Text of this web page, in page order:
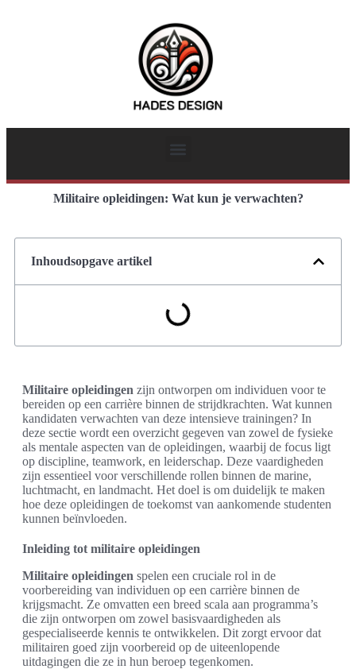
Militaire opleidingen: Wat kun je verwachten?
Inhoudsopgave artikel
Militaire opleidingen zijn ontworpen om individuen voor te
bereiden op een carrière binnen de strijdkrachten. Wat kunnen
kandidaten verwachten van deze intensieve trainingen? In
deze sectie wordt een overzicht gegeven van zowel de fysieke
als mentale aspecten van de opleidingen, waarbij de focus ligt
op discipline, teamwork, en leiderschap. Deze vaardigheden
zijn essentieel voor verschillende rollen binnen de marine,
luchtmacht, en landmacht. Het doel is om duidelijk te maken
hoe deze opleidingen de toekomst van aankomende studenten
kunnen beïnvloeden.
Inleiding tot militaire opleidingen
Militaire opleidingen spelen een cruciale rol in de
voorbereiding van individuen op een carrière binnen de
krijgsmacht. Ze omvatten een breed scala aan programma’s
die zijn ontworpen om zowel basisvaardigheden als
gespecialiseerde kennis te ontwikkelen. Dit zorgt ervoor dat
militairen goed zijn voorbereid op de uiteenlopende
uitdagingen die ze in hun beroep tegenkomen.